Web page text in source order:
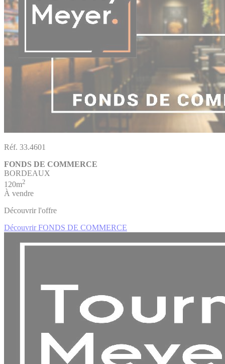
Réf. 33.4601
FONDS DE COMMERCE
BORDEAUX
120m2
À vendre
Découvrir l'offre
Découvrir FONDS DE COMMERCE